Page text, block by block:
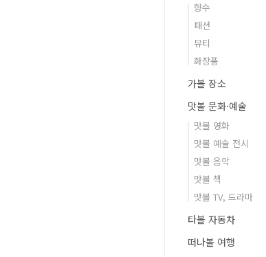
향수
패션
뷰티
화장품
가볼 장소
맛볼 문화·예술
맛볼 영화
맛볼 예술 전시
맛볼 음악
맛볼 책
맛볼 TV, 드라마
타볼 자동차
떠나볼 여행